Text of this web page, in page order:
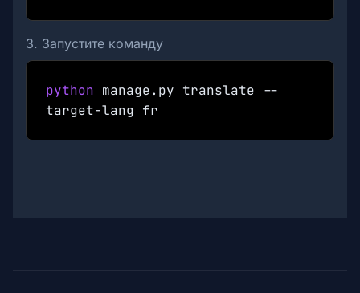
3. Запустите команду
python manage.py translate --
target-lang fr